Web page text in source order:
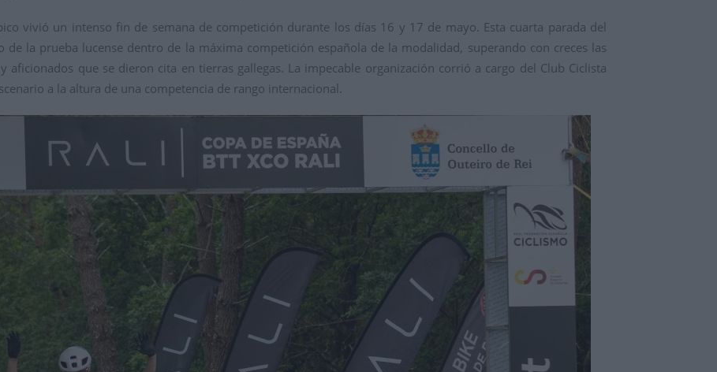
vivió un intenso fin de semana de competición durante los días 16 y 17 de mayo. Esta cuarta parada del
la prueba lucense dentro de la máxima competición española de la modalidad, superando con creces las
aficionados que se dieron cita en tierras gallegas. La impecable organización corrió a cargo del Club Ciclista
a la altura de una competencia de rango internacional.